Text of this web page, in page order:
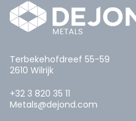
Terbekehofdreef 55-59
2610 Wilrijk
+32 3 820 35 11
Metals@dejond.com